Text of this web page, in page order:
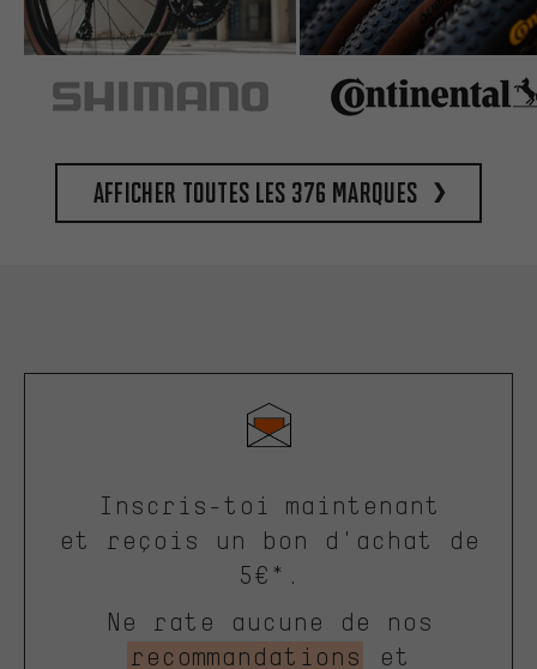
Afficher toutes les 376 marques
Inscris-toi maintenant
et reçois un bon d'achat de
5€*.
Ne rate aucune de nos
recommandations
et